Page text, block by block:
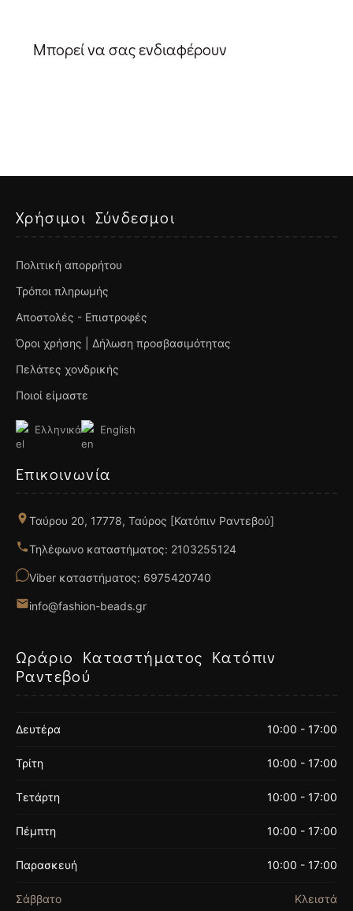
Μπορεί να σας ενδιαφέρουν
Χρήσιμοι Σύνδεσμοι
Πολιτική απορρήτου
Τρόποι πληρωμής
Αποστολές - Επιστροφές
Όροι χρήσης | Δήλωση προσβασιμότητας
Πελάτες χονδρικής
Ποιοί είμαστε
Ελληνικά English
Επικοινωνία
Ταύρου 20, 17778, Ταύρος [Κατόπιν Ραντεβού]
Τηλέφωνο καταστήματος: 2103255124
Viber καταστήματος: 6975420740
info@fashion-beads.gr
Ωράριο Καταστήματος Κατόπιν
Ραντεβού
Δευτέρα 10:00 - 17:00
Τρίτη 10:00 - 17:00
Τετάρτη 10:00 - 17:00
Πέμπτη 10:00 - 17:00
Παρασκευή 10:00 - 17:00
Σάββατο Κλειστά